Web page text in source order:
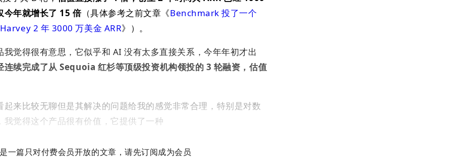
今年就增长了 15 倍（具体参考之前文章《Benchmark 投了一个
2 年 3000 万美金 ARR》）。
我觉得很有意思，它似乎和 AI 没有太多直接关系，今年年初才出
连续完成了从 Sequoia 红杉等顶级投资机构领投的 3 轮融资，估值
来比较无聊但是其解决的问题给我的感觉非常合理，特别是对数
觉得这个产品很有价值，它提供了一种
一篇只对付费会员开放的文章，请先订阅成为会员